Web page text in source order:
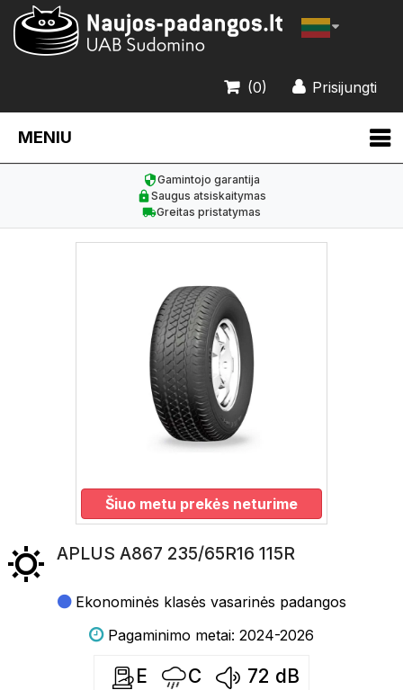
Prisijungti
(0)
MENIU
Gamintojo garantija
Saugus atsiskaitymas
Greitas pristatymas
Šiuo metu prekės neturime
APLUS A867 235/65R16 115R
Ekonominės klasės vasarinės padangos
Pagaminimo metai: 2024-2026
E C 72 dB